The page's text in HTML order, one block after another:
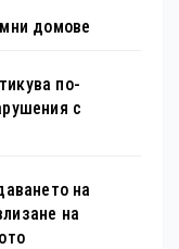
домове
по-
с
на
на